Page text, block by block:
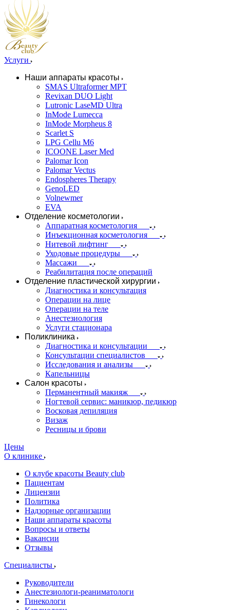
Услуги
Наши аппараты красоты
SMAS Ultraformer MPT
Revixan DUO Light
Lutronic LaseMD Ultra
InMode Lumecca
InMode Morpheus 8
Scarlet S
LPG Cellu M6
ICOONE Laser Med
Palomar Icon
Palomar Vectus
Endospheres Therapy
GenoLED
Volnewmer
EVA
Отделение косметологии
Аппаратная косметология
Инъекционная косметология
Нитевой лифтинг
Уходовые процедуры
Массажи
Реабилитация после операций
Отделение пластической хирургии
Диагностика и консультация
Операции на лице
Операции на теле
Анестезиология
Услуги стационара
Поликлиника
Диагностика и консультации
Консультации специалистов
Исследования и анализы
Капельницы
Салон красоты
Перманентный макияж
Ногтевой сервис: маникюр, педикюр
Восковая депиляция
Визаж
Ресницы и брови
Цены
О клинике
О клубе красоты Beauty club
Пациентам
Лицензии
Политика
Надзорные организации
Наши аппараты красоты
Вопросы и ответы
Вакансии
Отзывы
Специалисты
Руководители
Анестезиологи-реаниматологи
Гинекологи